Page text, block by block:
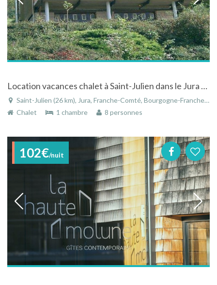
Location vacances chalet à Saint-Julien dans le Jura en Franche-Comté avec vue très dégagée
Saint-Julien (26 km), Jura, Franche-Comté, Bourgogne-Franche-Comté, France
Chalet
1 chambre 8 personnes
102€/nuit